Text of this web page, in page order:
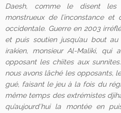
Daesh, comme le disent les
monstrueux de l’inconstance et
occidentale. Guerre en 2003
et puis soutien jusqu’au bout
irakien, monsieur Al-Maliki, qui
opposant les chiites aux
nous avons lâché les opposants,
gué, faisant le jeu à la fois du
même temps des extrémistes
qu’aujourd’hui la montée en